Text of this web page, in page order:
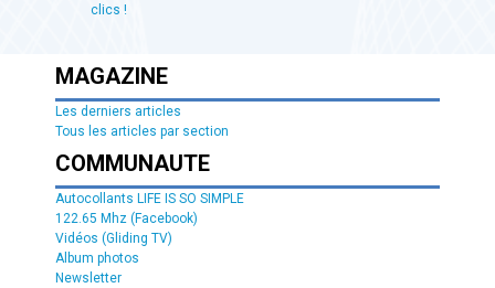
clics !
MAGAZINE
Les derniers articles
Tous les articles par section
COMMUNAUTE
Autocollants LIFE IS SO SIMPLE
122.65 Mhz (Facebook)
Vidéos (Gliding TV)
Album photos
Newsletter